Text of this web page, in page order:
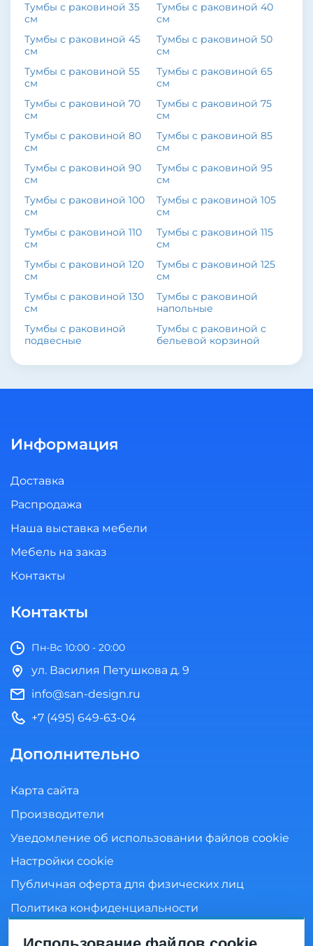
Тумбы с раковиной 35
см
Тумбы с раковиной 40
см
Тумбы с раковиной 45
см
Тумбы с раковиной 50
см
Тумбы с раковиной 55
см
Тумбы с раковиной 65
см
Тумбы с раковиной 70
см
Тумбы с раковиной 75
см
Тумбы с раковиной 80
см
Тумбы с раковиной 85
см
Тумбы с раковиной 90
см
Тумбы с раковиной 95
см
Тумбы с раковиной 100
см
Тумбы с раковиной 105
см
Тумбы с раковиной 110
см
Тумбы с раковиной 115
см
Тумбы с раковиной 120
см
Тумбы с раковиной 125
см
Тумбы с раковиной 130
см
Тумбы с раковиной
напольные
Тумбы с раковиной
подвесные
Тумбы с раковиной с
бельевой корзиной
Информация
Доставка
Распродажа
Наша выставка мебели
Мебель на заказ
Контакты
Контакты
Пн-Вс 10:00 - 20:00
ул. Василия Петушкова д. 9
info@san-design.ru
+7 (495) 649-63-04
Дополнительно
Карта сайта
Производители
Уведомление об использовании файлов cookie
Настройки cookie
Публичная оферта для физических лиц
Политика конфиденциальности